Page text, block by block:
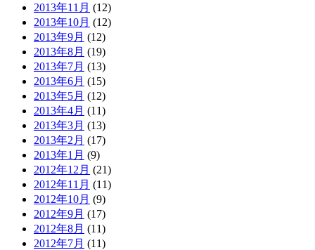
2013年11月 (12)
2013年10月 (12)
2013年9月 (12)
2013年8月 (19)
2013年7月 (13)
2013年6月 (15)
2013年5月 (12)
2013年4月 (11)
2013年3月 (13)
2013年2月 (17)
2013年1月 (9)
2012年12月 (21)
2012年11月 (11)
2012年10月 (9)
2012年9月 (17)
2012年8月 (11)
2012年7月 (11)